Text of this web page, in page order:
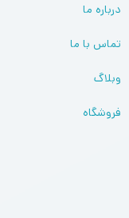
درباره ما
تماس با ما
وبلاگ
فروشگاه